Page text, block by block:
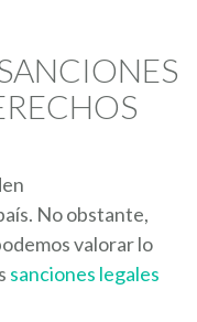
No obstante,
valorar lo
sanciones legales